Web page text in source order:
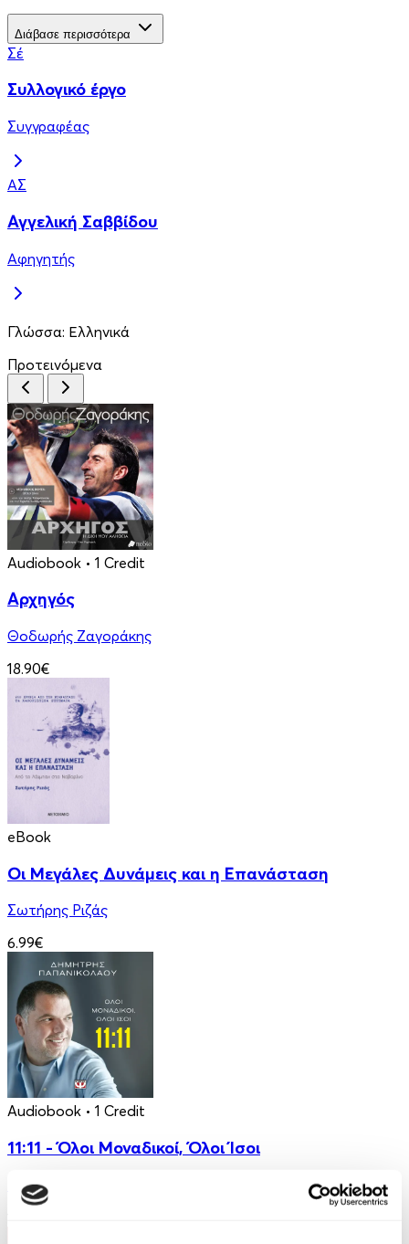
Διάβασε περισσότερα
Σέ
Συλλογικό έργο
Συγγραφέας
ΑΣ
Αγγελική Σαββίδου
Αφηγητής
Γλώσσα: Ελληνικά
Προτεινόμενα
Audiobook • 1 Credit
Αρχηγός
Θοδωρής Ζαγοράκης
18.90€
eBook
Οι Μεγάλες Δυνάμεις και η Επανάσταση
Σωτήρης Ριζάς
6.99€
Audiobook • 1 Credit
11:11 - Όλοι Μοναδικοί, Όλοι Ίσοι
Δημήτρης Παπανικολάου